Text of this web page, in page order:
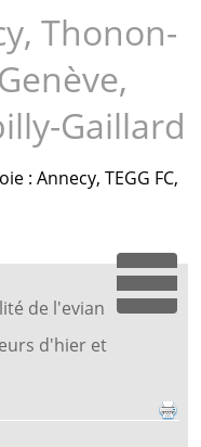
Thonon-
Gaillard
: Annecy, TEGG FC,
de l'evian
d'hier et